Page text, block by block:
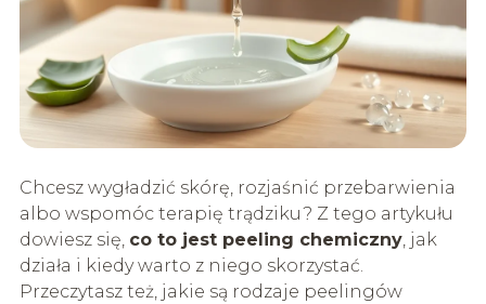
Chcesz wygładzić skórę, rozjaśnić przebarwienia
albo wspomóc terapię trądziku? Z tego artykułu
dowiesz się, co to jest peeling chemiczny, jak
działa i kiedy warto z niego skorzystać.
Przeczytasz też, jakie są rodzaje peelingów